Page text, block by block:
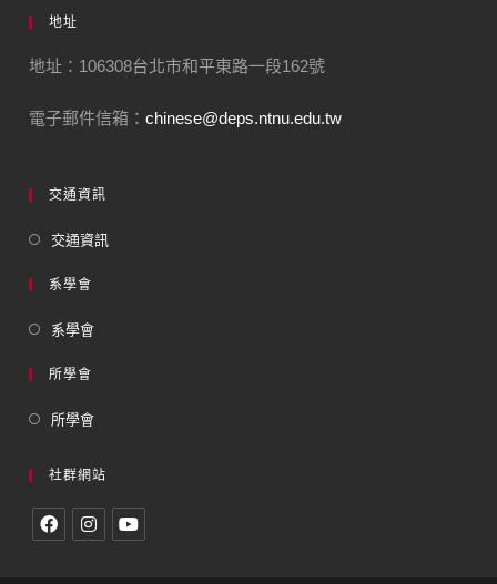
地址
地址：106308台北市和平東路一段162號
電子郵件信箱：chinese@deps.ntnu.edu.tw
交通資訊
交通資訊
系學會
系學會
所學會
所學會
社群網站